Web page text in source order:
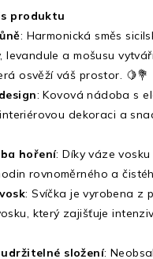
produktu
: Harmonická směs
levandule a mošusu
osvěží váš prostor. 🍋💐
: Kovová nádoba s
dekoraci a
hoření: Díky váze
rovnoměrného a
: Svíčka je vyrobena z
který zajišťuje
složení: